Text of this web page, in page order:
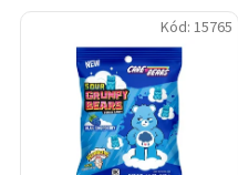
Kód: 15765